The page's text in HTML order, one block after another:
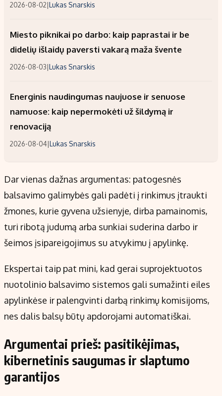
2026-08-02|Lukas Snarskis
Miesto piknikai po darbo: kaip paprastai ir be
didelių išlaidų paversti vakarą maža švente
2026-08-03|Lukas Snarskis
Energinis naudingumas naujuose ir senuose
namuose: kaip nepermokėti už šildymą ir
renovaciją
2026-08-04|Lukas Snarskis
Dar vienas dažnas argumentas: patogesnės
balsavimo galimybės gali padėti į rinkimus įtraukti
žmones, kurie gyvena užsienyje, dirba pamainomis,
turi ribotą judumą arba sunkiai suderina darbo ir
šeimos įsipareigojimus su atvykimu į apylinkę.
Ekspertai taip pat mini, kad gerai suprojektuotos
nuotolinio balsavimo sistemos gali sumažinti eiles
apylinkėse ir palengvinti darbą rinkimų komisijoms,
nes dalis balsų būtų apdorojami automatiškai.
Argumentai prieš: pasitikėjimas,
kibernetinis saugumas ir slaptumo
garantijos